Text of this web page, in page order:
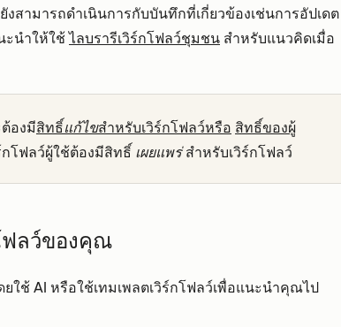
ามารถดำเนินการกับบันทึกที่เกี่ยวข้องเช่นการอัปเดต
ะนำให้ใช้ไลบรารีเวิร์กโฟลว์ชุมชน สำหรับแนวคิดเมื่อ
องมีสิทธิ์แก้ไขสำหรับเวิร์กโฟลว์หรือ สิทธิ์ของผู้
กโฟลว์ผู้ใช้ต้องมีสิทธิ์ เผยแพร่สำหรับเวิร์กโฟลว์
ฟลว์ของคุณ
ยใช้ AI หรือใช้เทมเพลตเวิร์กโฟลว์เพื่อแนะนำคุณไป